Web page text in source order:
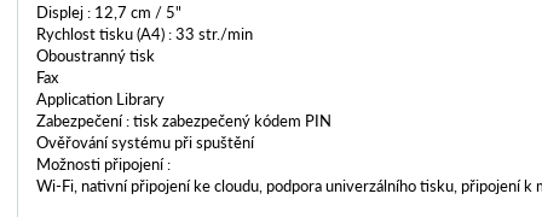
Displej : 12,7 cm / 5"
Rychlost tisku (A4) : 33 str./min
Oboustranný tisk
Fax
Application Library
Zabezpečení : tisk zabezpečený kódem PIN
Ověřování systému při spuštění
Možnosti připojení :
Wi-Fi, nativní připojení ke cloudu, podpora univerzálního tisku, připojení k